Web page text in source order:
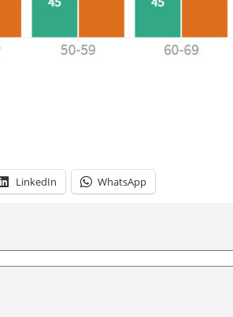
LinkedIn WhatsApp